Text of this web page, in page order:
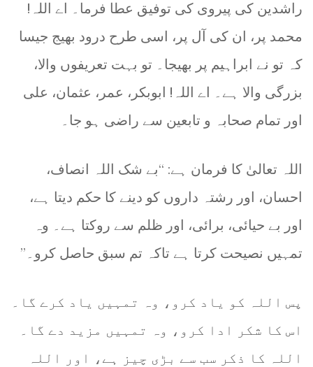
راشدین کی پیروی کی توفیق عطا فرما۔ اے اللہ!
محمد پر، ان کی آل پر، اسی طرح درود بھیج جیسا
کہ تو نے ابراہیم پر بھیجا۔ تو بہت تعریفوں والا،
بزرگی والا ہے۔ اے اللہ! ابوبکر، عمر، عثمان، علی
اور تمام صحابہ و تابعین سے راضی ہو جا۔
اللہ تعالیٰ کا فرمان ہے: “بے شک اللہ انصاف،
احسان، اور رشتہ داروں کو دینے کا حکم دیتا ہے،
اور بے حیائی، برائی، اور ظلم سے روکتا ہے۔ وہ
تمہیں نصیحت کرتا ہے تاکہ تم سبق حاصل کرو۔”
پس اللہ کو یاد کرو، وہ تمہیں یاد کرے گا۔
اس کا شکر ادا کرو، وہ تمہیں مزید دے گا۔
اللہ کا ذکر سب سے بڑی چیز ہے، اور اللہ